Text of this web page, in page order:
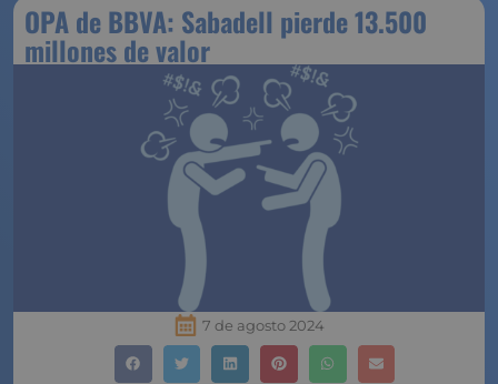
OPA de BBVA: Sabadell pierde 13.500
millones de valor
7 de agosto 2024